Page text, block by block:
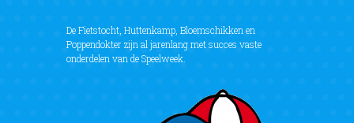
De Fietstocht, Huttenkamp, Bloemschikken en
Poppendokter zijn al jarenlang met succes vaste
onderdelen van de Speelweek.